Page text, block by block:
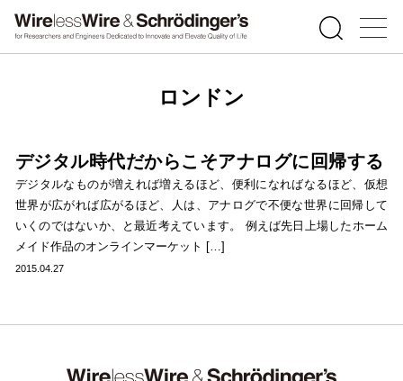
ロンドン
デジタル時代だからこそアナログに回帰する
デジタルなものが増えれば増えるほど、便利になればなるほど、仮想
世界が広がれば広がるほど、人は、アナログで不便な世界に回帰して
いくのではないか、と最近考えています。 例えば先日上場したホーム
メイド作品のオンラインマーケット […]
2015.04.27